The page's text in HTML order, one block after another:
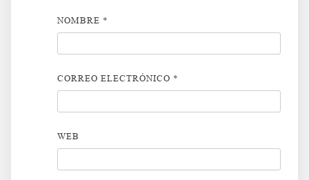
NOMBRE *
CORREO ELECTRÓNICO *
WEB